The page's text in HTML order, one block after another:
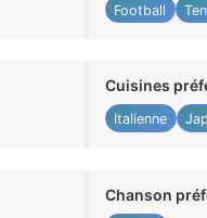
Football
Cuisines
Italienne
Chanson